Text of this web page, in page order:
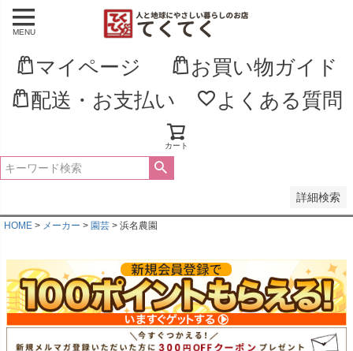
MENU
マイページ
お買い物ガイド
配送・お支払い
よくある質問
カート
詳細検索
新着順
登録順
価格が高い順
優先度順
HOME メーカー 園芸 浜名農園